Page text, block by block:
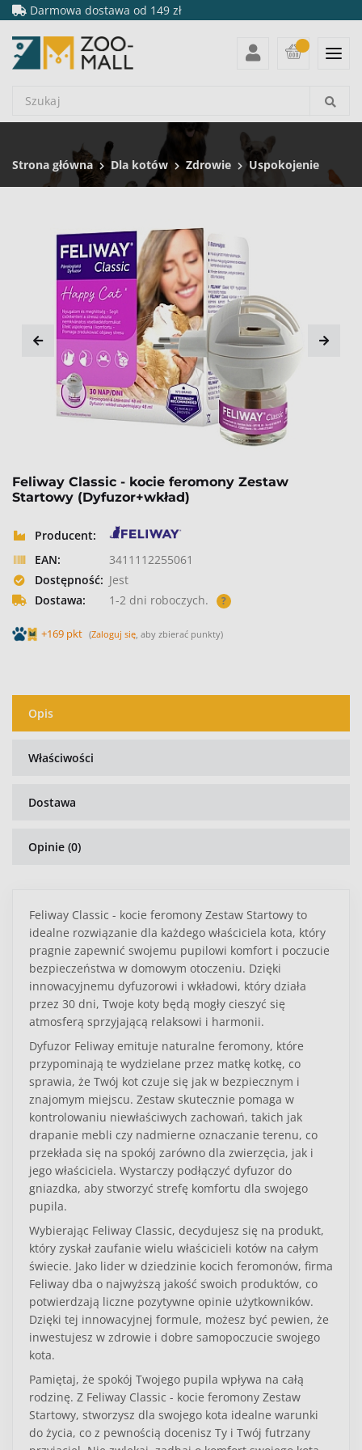
Darmowa dostawa od 149 zł
Strona główna Dla kotów Zdrowie Uspokojenie
Feliway Classic - kocie feromony Zestaw
Startowy (Dyfuzor+wkład)
Producent:
EAN:
3411112255061
Dostępność: Jest
Dostawa:
1-2 dni roboczych. ?
+169 pkt (Zaloguj się , aby zbierać punkty)
Opis
Właściwości
Dostawa
Opinie (0)
Feliway Classic - kocie feromony Zestaw Startowy to
idealne rozwiązanie dla każdego właściciela kota, który
pragnie zapewnić swojemu pupilowi komfort i poczucie
bezpieczeństwa w domowym otoczeniu. Dzięki
innowacyjnemu dyfuzorowi i wkładowi, który działa
przez 30 dni, Twoje koty będą mogły cieszyć się
atmosferą sprzyjającą relaksowi i harmonii.
Dyfuzor Feliway emituje naturalne feromony, które
przypominają te wydzielane przez matkę kotkę, co
sprawia, że Twój kot czuje się jak w bezpiecznym i
znajomym miejscu. Zestaw skutecznie pomaga w
kontrolowaniu niewłaściwych zachowań, takich jak
drapanie mebli czy nadmierne oznaczanie terenu, co
przekłada się na spokój zarówno dla zwierzęcia, jak i
jego właściciela. Wystarczy podłączyć dyfuzor do
gniazdka, aby stworzyć strefę komfortu dla swojego
pupila.
Wybierając Feliway Classic, decydujesz się na produkt,
który zyskał zaufanie wielu właścicieli kotów na całym
świecie. Jako lider w dziedzinie kocich feromonów, firma
Feliway dba o najwyższą jakość swoich produktów, co
potwierdzają liczne pozytywne opinie użytkowników.
Dzięki tej innowacyjnej formule, możesz być pewien, że
inwestujesz w zdrowie i dobre samopoczucie swojego
kota.
Pamiętaj, że spokój Twojego pupila wpływa na całą
rodzinę. Z Feliway Classic - kocie feromony Zestaw
Startowy, stworzysz dla swojego kota idealne warunki
do życia, co z pewnością docenisz Ty i Twój futrzany